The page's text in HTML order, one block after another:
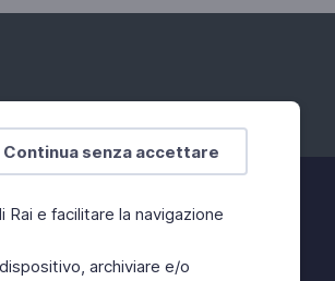
Continua senza accettare
e facilitare la navigazione
archiviare e/o